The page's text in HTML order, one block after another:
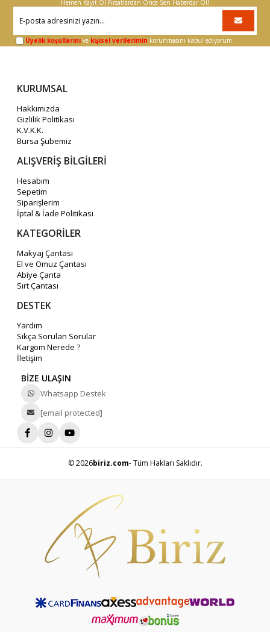
Hemen Kayıt Ol Fırsatlardan Önce Sen Haberdar Ol!
Üyelik koşullarını ve kişisel verilerimin korunmasını kabul ediyorum.
KURUMSAL
Hakkımızda
Gizlilik Politikası
K.V.K.K.
Bursa Şubemiz
ALIŞVERİŞ BİLGİLERİ
Hesabım
Sepetim
Siparişlerim
İptal & İade Politikası
KATEGORİLER
Makyaj Çantası
El ve Omuz Çantası
Abiye Çanta
Sırt Çantası
DESTEK
Yardım
Sıkça Sorulan Sorular
Kargom Nerede ?
İletişim
BİZE ULAŞIN
Whatsapp Destek
[email protected]
© 2026biriz.com- Tüm Hakları Saklıdır.